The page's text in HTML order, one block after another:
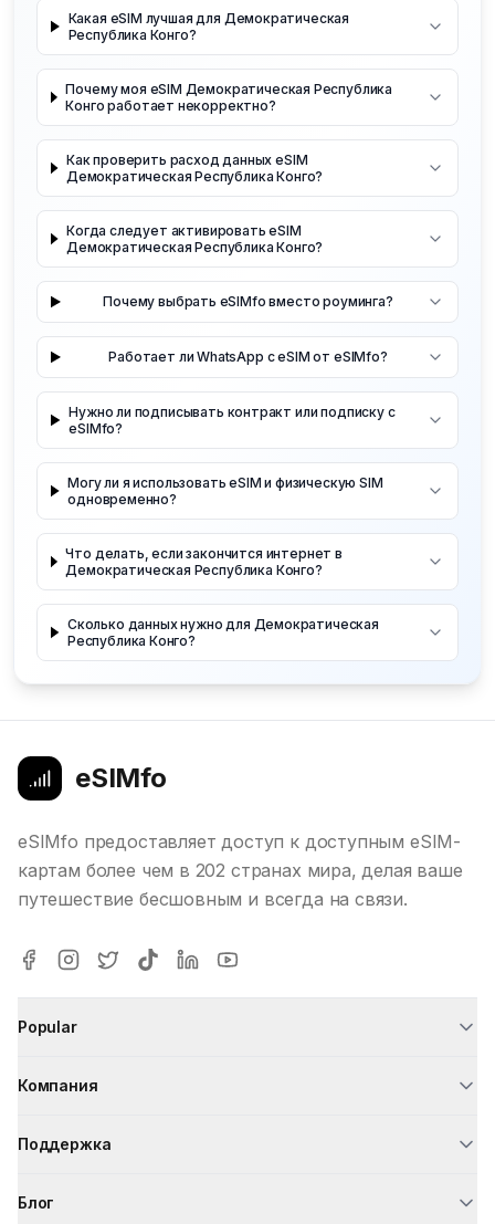
Какая eSIM лучшая для Демократическая
Республика Конго?
Почему моя eSIM Демократическая Республика
Конго работает некорректно?
Как проверить расход данных eSIM
Демократическая Республика Конго?
Когда следует активировать eSIM
Демократическая Республика Конго?
Почему выбрать eSIMfo вместо роуминга?
Работает ли WhatsApp с eSIM от eSIMfo?
Нужно ли подписывать контракт или подписку с
eSIMfo?
Могу ли я использовать eSIM и физическую SIM
одновременно?
Что делать, если закончится интернет в
Демократическая Республика Конго?
Сколько данных нужно для Демократическая
Республика Конго?
eSIMfo
eSIMfo предоставляет доступ к доступным eSIM-
картам более чем в 202 странах мира, делая ваше
путешествие бесшовным и всегда на связи.
Popular
Компания
Поддержка
Блог